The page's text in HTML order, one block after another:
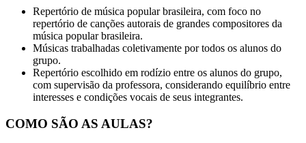
Repertório de música popular brasileira, com foco no
repertório de canções autorais de grandes compositores da
música popular brasileira.
Músicas trabalhadas coletivamente por todos os alunos do
grupo.
Repertório escolhido em rodízio entre os alunos do grupo,
com supervisão da professora, considerando equilíbrio entre
interesses e condições vocais de seus integrantes.
COMO SÃO AS AULAS?